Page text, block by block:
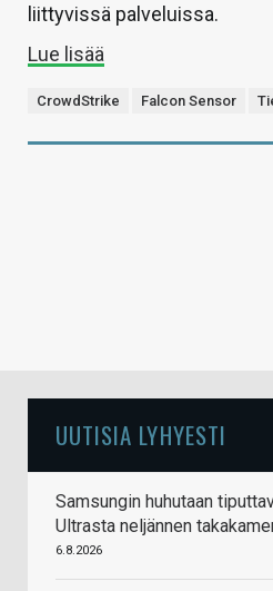
liittyvissä palveluissa.
Lue lisää
CrowdStrike Falcon Sensor
UUTISIA LYHYESTI
Samsungin huhutaan
Ultrasta neljännen
6.8.2026